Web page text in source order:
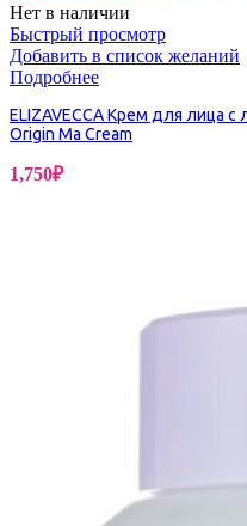
Нет в наличии
Быстрый просмотр
Добавить в список желаний
Подробнее
ELIZAVECCA Крем для лица
Origin Ma Cream
1,750₽